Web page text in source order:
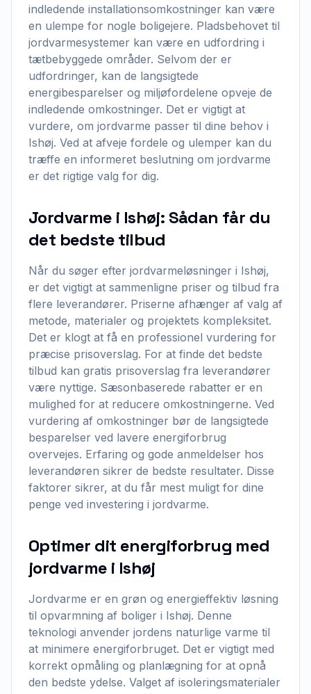
indledende installationsomkostninger kan være
en ulempe for nogle boligejere. Pladsbehovet til
jordvarmesystemer kan være en udfordring i
tætbebyggede områder. Selvom der er
udfordringer, kan de langsigtede
energibesparelser og miljøfordelene opveje de
indledende omkostninger. Det er vigtigt at
vurdere, om jordvarme passer til dine behov i
Ishøj. Ved at afveje fordele og ulemper kan du
træffe en informeret beslutning om jordvarme
er det rigtige valg for dig.
Jordvarme i Ishøj: Sådan får du
det bedste tilbud
Når du søger efter jordvarmeløsninger i Ishøj,
er det vigtigt at sammenligne priser og tilbud fra
flere leverandører. Priserne afhænger af valg af
metode, materialer og projektets kompleksitet.
Det er klogt at få en professionel vurdering for
præcise prisoverslag. For at finde det bedste
tilbud kan gratis prisoverslag fra leverandører
være nyttige. Sæsonbaserede rabatter er en
mulighed for at reducere omkostningerne. Ved
vurdering af omkostninger bør de langsigtede
besparelser ved lavere energiforbrug
overvejes. Erfaring og gode anmeldelser hos
leverandøren sikrer de bedste resultater. Disse
faktorer sikrer, at du får mest muligt for dine
penge ved investering i jordvarme.
Optimer dit energiforbrug med
jordvarme i Ishøj
Jordvarme er en grøn og energieffektiv løsning
til opvarmning af boliger i Ishøj. Denne
teknologi anvender jordens naturlige varme til
at minimere energiforbruget. Det er vigtigt med
korrekt opmåling og planlægning for at opnå
den bedste ydelse. Valget af isoleringsmaterialer